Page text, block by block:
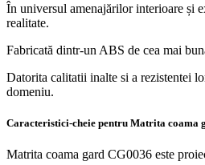
În universul amenajărilor interioare și
realitate.
Fabricată dintr-un ABS de cea mai
Datorita calitatii inalte si a rezistentei
domeniu.
Caracteristici-cheie pentru Matrita coama
Matrita coama gard CG0036 este